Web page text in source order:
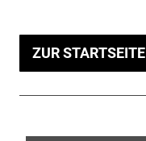
ZUR STARTSEITE